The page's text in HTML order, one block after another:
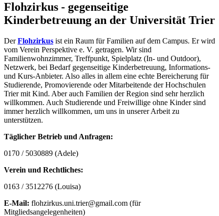
Flohzirkus - gegenseitige
Kinderbetreuung an der Universität Trier
DerFlohzirkus ist ein Raum für Familien auf dem Campus. Er wird
vom Verein Perspektive e. V. getragen. Wir sind
Familienwohnzimmer, Treffpunkt, Spielplatz (In- und Outdoor),
Netzwerk, bei Bedarf gegenseitige Kinderbetreuung, Informations-
und Kurs-Anbieter. Also alles in allem eine echte Bereicherung für
Studierende, Promovierende oder Mitarbeitende der Hochschulen
Trier mit Kind. Aber auch Familien der Region sind sehr herzlich
willkommen. Auch Studierende und Freiwillige ohne Kinder sind
immer herzlich willkommen, um uns in unserer Arbeit zu
unterstützen.
Täglicher Betrieb und Anfragen:
0170 / 5030889 (Adele)
Verein und Rechtliches:
0163 / 3512276 (Louisa)
E-Mail: flohzirkus.uni.trier@gmail.com (für
Mitgliedsangelegenheiten)